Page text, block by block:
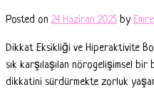
Posted on 24 Haziran 2025 byEmre
Dikkat Eksikliği ve Hiperaktivite
sık karşılaşılan nörogelişimsel
dikkatini sürdürmekte zorluk